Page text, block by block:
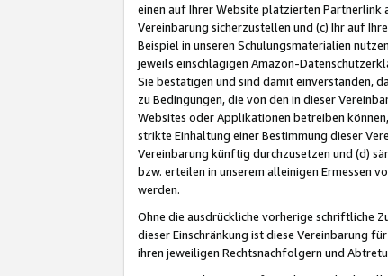
einen auf Ihrer Website platzierten Partnerlink
Vereinbarung sicherzustellen und (c) Ihr auf
Beispiel in unseren Schulungsmaterialien
jeweils einschlägigen Amazon-
Sie bestätigen und sind damit einverstanden,
zu Bedingungen, die von den in dieser
Websites oder Applikationen betreiben
strikte Einhaltung einer Bestimmung dieser
Vereinbarung künftig durchzusetzen und (d)
bzw. erteilen in unserem alleinigen Ermessen
werden.
Ohne die ausdrückliche vorherige schriftliche
dieser Einschränkung ist diese Vereinbarung
ihren jeweiligen Rechtsnachfolgern und